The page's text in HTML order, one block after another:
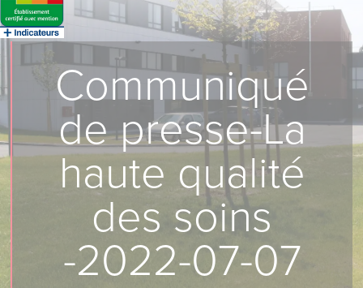
Communiqué
de presse-La
haute qualité
des soins
-2022-07-07